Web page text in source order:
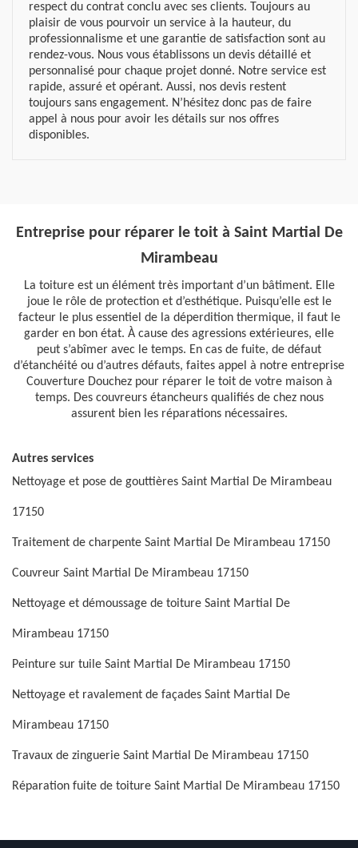
respect du contrat conclu avec ses clients. Toujours au
plaisir de vous pourvoir un service à la hauteur, du
professionnalisme et une garantie de satisfaction sont au
rendez-vous. Nous vous établissons un devis détaillé et
personnalisé pour chaque projet donné. Notre service est
rapide, assuré et opérant. Aussi, nos devis restent
toujours sans engagement. N’hésitez donc pas de faire
appel à nous pour avoir les détails sur nos offres
disponibles.
Entreprise pour réparer le toit à Saint Martial De
Mirambeau
La toiture est un élément très important d’un bâtiment. Elle
joue le rôle de protection et d’esthétique. Puisqu’elle est le
facteur le plus essentiel de la déperdition thermique, il faut le
garder en bon état. À cause des agressions extérieures, elle
peut s’abîmer avec le temps. En cas de fuite, de défaut
d’étanchéité ou d’autres défauts, faites appel à notre entreprise
Couverture Douchez pour réparer le toit de votre maison à
temps. Des couvreurs étancheurs qualifiés de chez nous
assurent bien les réparations nécessaires.
Autres services
Nettoyage et pose de gouttières Saint Martial De Mirambeau
17150
Traitement de charpente Saint Martial De Mirambeau 17150
Couvreur Saint Martial De Mirambeau 17150
Nettoyage et démoussage de toiture Saint Martial De
Mirambeau 17150
Peinture sur tuile Saint Martial De Mirambeau 17150
Nettoyage et ravalement de façades Saint Martial De
Mirambeau 17150
Travaux de zinguerie Saint Martial De Mirambeau 17150
Réparation fuite de toiture Saint Martial De Mirambeau 17150